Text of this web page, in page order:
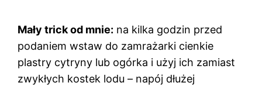
Mały trick od mnie: na kilka godzin przed
podaniem wstaw do zamrażarki cienkie
plastry cytryny lub ogórka i użyj ich zamiast
zwykłych kostek lodu – napój dłużej